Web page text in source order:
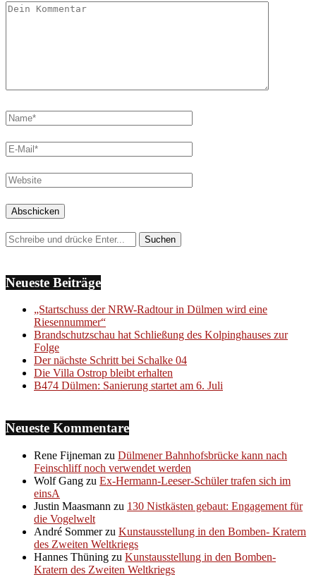
Neueste Beiträge
„Startschuss der NRW-Radtour in Dülmen wird eine
Riesennummer“
Brandschutzschau hat Schließung des Kolpinghauses zur
Folge
Der nächste Schritt bei Schalke 04
Die Villa Ostrop bleibt erhalten
B474 Dülmen: Sanierung startet am 6. Juli
Neueste Kommentare
Rene Fijneman zu Dülmener Bahnhofsbrücke kann nach
Feinschliff noch verwendet werden
Wolf Gang zu Ex-Hermann-Leeser-Schüler trafen sich im
einsA
Justin Maasmann zu 130 Nistkästen gebaut: Engagement für
die Vogelwelt
André Sommerzu Kunstausstellung in den Bomben- Kratern
des Zweiten Weltkriegs
Hannes Thüning zu Kunstausstellung in den Bomben-
Kratern des Zweiten Weltkriegs